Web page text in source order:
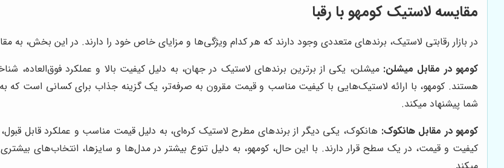
مقایسه لاستیک کومهو با رقبا
در بازار رقابتی لاستیک، برندهای متعددی وجود دارند که هر کدام ویژگی‌ها و مزایای خاص خود را دارند. در این بخش، به
کومهو در مقابل میشلن: میشلن، یکی از برترین برندهای لاستیک در جهان، به دلیل کیفیت بالا و عملکرد فوق‌العاده،
هستند. کومهو، با ارائه لاستیک‌هایی با کیفیت مناسب و قیمت مقرون به صرفه‌تر، یک گزینه جذاب برای کسانی است که
شما پیشنهاد میکند.
کومهو در مقابل هانکوک: هانکوک، یکی دیگر از برندهای مطرح لاستیک کره‌ای، به دلیل قیمت مناسب و عملکرد قابل
کیفیت و قیمت، در یک سطح قرار دارند. با این حال، کومهو، به دلیل تنوع بیشتر در مدل‌ها و سایزها، انتخاب‌های